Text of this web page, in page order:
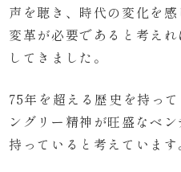
声を聴き、時代の変化を
変革が必要であると考え
してきました。
75年を超える歴史を持っ
ングリー精神が旺盛なベ
持っていると考えています